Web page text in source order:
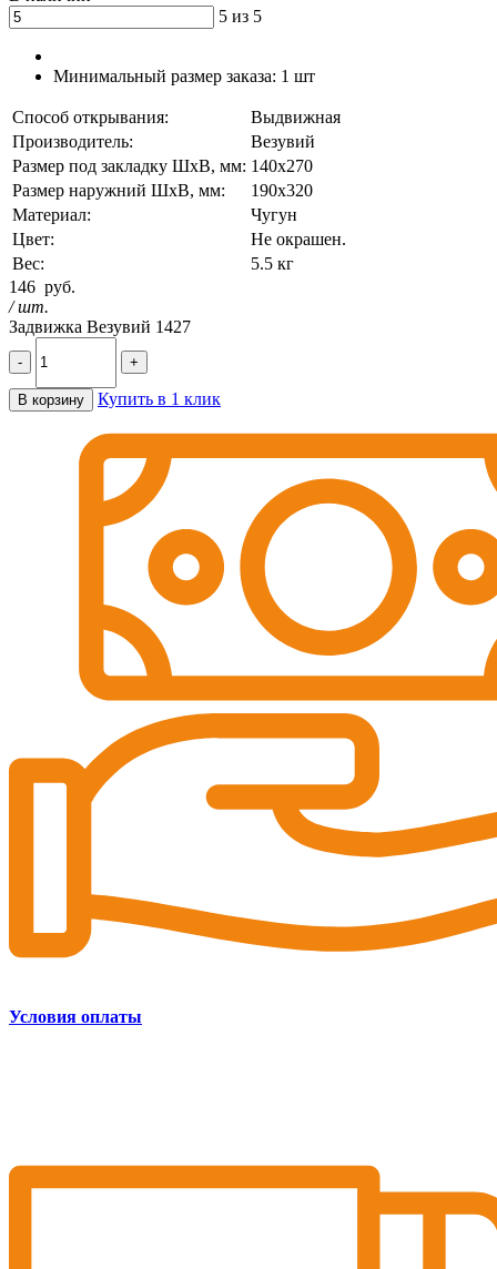
5 из 5
Минимальный размер заказа: 1 шт
Способ открывания:
Выдвижная
Производитель:
Везувий
Размер под закладку ШхВ, мм: 140х270
Размер наружний ШхВ, мм:
190х320
Материал:
Чугун
Цвет:
Не окрашен.
Вес:
5.5 кг
146 руб.
/ шт.
Задвижка Везувий 1427
- +
В корзину Купить в 1 клик
Условия оплаты